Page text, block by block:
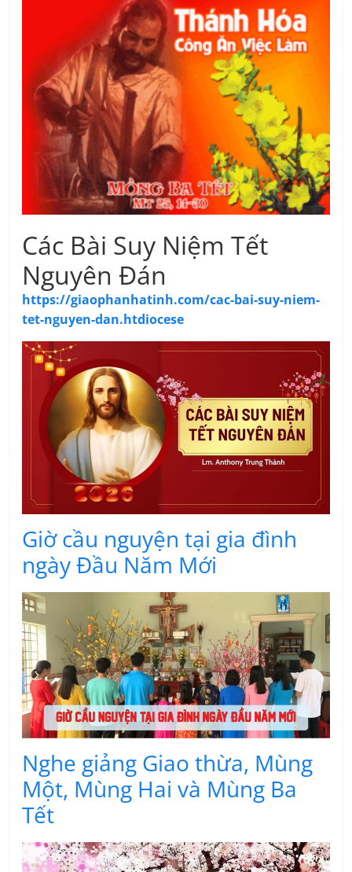
Các Bài Suy Niệm Tết
Nguyên Đán
https://giaophanhatinh.com/cac-bai-suy-niem-
tet-nguyen-dan.htdiocese
Giờ cầu nguyện tại gia đình
ngày Đầu Năm Mới
Nghe giảng Giao thừa, Mùng
Một, Mùng Hai và Mùng Ba
Tết